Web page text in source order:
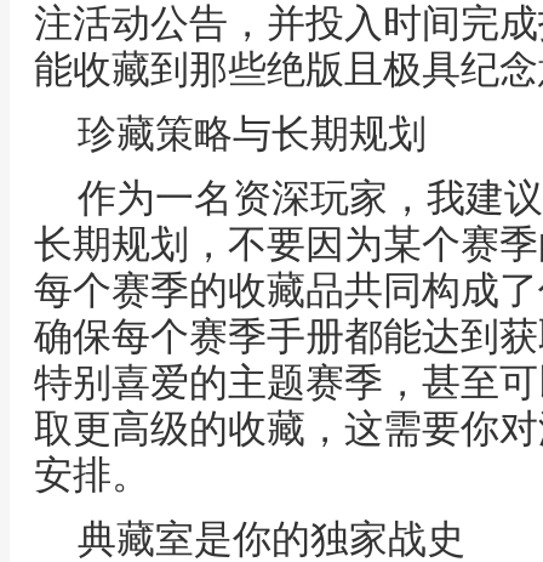
注活动公告，并投入时间完
能收藏到那些绝版且极具纪
珍藏策略与长期规划
作为一名资深玩家，我建
长期规划，不要因为某个赛
每个赛季的收藏品共同构成
确保每个赛季手册都能达到
特别喜爱的主题赛季，甚至
取更高级的收藏，这需要你
安排。
典藏室是你的独家战史